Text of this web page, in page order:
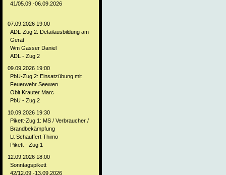
41/05.09.-06.09.2026
07.09.2026 19:00
ADL-Zug 2: Detailausbildung am
Gerät
Wm Gasser Daniel
ADL - Zug 2
09.09.2026 19:00
PbU-Zug 2: Einsatzübung mit
Feuerwehr Seewen
Oblt Krauter Marc
PbU - Zug 2
10.09.2026 19:30
Pikett-Zug 1: MS / Verbraucher /
Brandbekämpfung
Lt Schauffert Thimo
Pikett - Zug 1
12.09.2026 18:00
Sonntagspikett
42/12.09.-13.09.2026